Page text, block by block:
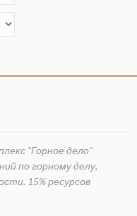
"Горное дело"
по горному делу,
15% ресурсов